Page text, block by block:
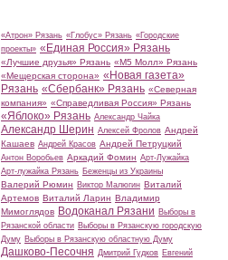
«Атрон» Рязань «Глобус» Рязань «Городские
проекты» «Единая Россия» Рязань
«Лучшие друзья» Рязань «М5 Молл» Рязань
«Мещерская сторона» «Новая газета»
Рязань «Сбербанк» Рязань «Северная
компания» «Справедливая Россия» Рязань
«Яблоко» Рязань Александр Чайка
Александр Шерин Алексей Фролов Андрей
Кашаев Андрей Красов Андрей Петруцкий
Антон Воробьев Аркадий Фомин Арт-Лужайка
Арт-лужайка Рязань Беженцы из Украины
Валерий Рюмин Виктор Малюгин Виталий
Артемов Виталий Ларин Владимир
Мимоглядов Водоканал Рязани Выборы в
Рязанской области Выборы в Рязанскую городскую
Думу Выборы в Рязанскую областную Думу
Дашково-Песочня Дмитрий Гудков Евгений